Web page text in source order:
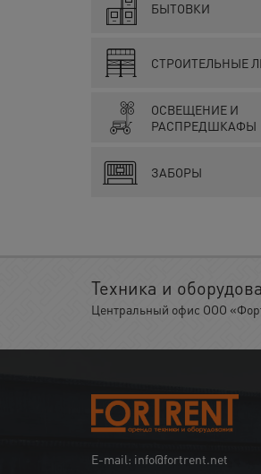
БЫТОВКИ
СТРОИТЕЛЬНЫЕ
ОСВЕЩЕНИЕ И
РАСПРЕДШКАФЫ
ЗАБОРЫ
Техника и
Центральный офис ООО
E-mail: info@fortrent.net